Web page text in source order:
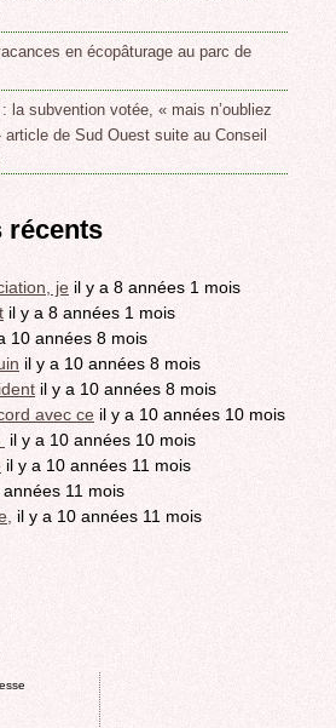
en écopâturage au parc de
la subvention votée, « mais n’oubliez
de Sud Ouest suite au Conseil
récents
je il y a 8 années 1 mois
il y a 8 années 1 mois
10 années 8 mois
il y a 10 années 8 mois
il y a 10 années 8 mois
avec ce il y a 10 années 10 mois
il y a 10 années 10 mois
il y a 10 années 11 mois
11 mois
il y a 10 années 11 mois